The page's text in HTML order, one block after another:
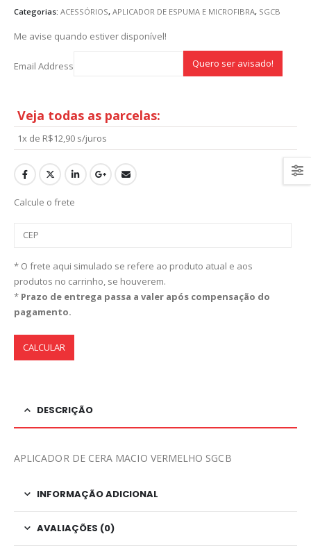
Categorias: ACESSÓRIOS, APLICADOR DE ESPUMA E MICROFIBRA, SGCB
Me avise quando estiver disponível!
Email Address
Veja todas as parcelas:
1x de R$12,90 s/juros
Calcule o frete
* O frete aqui simulado se refere ao produto atual e aos
produtos no carrinho, se houverem.
* Prazo de entrega passa a valer após compensação do
pagamento.
CALCULAR
DESCRIÇÃO
APLICADOR DE CERA MACIO VERMELHO SGCB
INFORMAÇÃO ADICIONAL
AVALIAÇÕES (0)